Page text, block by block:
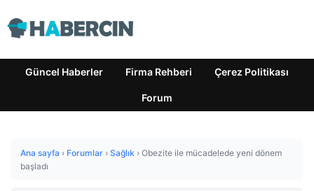
Güncel Haberler Firma Rehberi Çerez Politikası
Forum
Ana sayfa › Forumlar › Sağlık › Obezite ile mücadelede yeni dönem
başladı